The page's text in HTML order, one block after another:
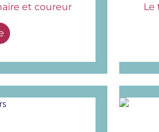
et coureur Le